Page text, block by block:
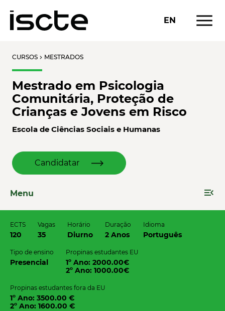
EN menu
CURSOS chevron_right MESTRADOS
Mestrado em Psicologia
Comunitária, Proteção de
Crianças e Jovens em Risco
Escola de Ciências Sociais e Humanas
Candidatar
Menu menu_open
ECTS
120
Vagas
35
Horário
Diurno
Duração
2 Anos
Idioma
Português
Tipo de ensino
Presencial
Propinas estudantes EU
1º Ano: 2000.00€
2º Ano: 1000.00€
Propinas estudantes fora da EU
1º Ano: 3500.00 €
2º Ano: 1600.00 €